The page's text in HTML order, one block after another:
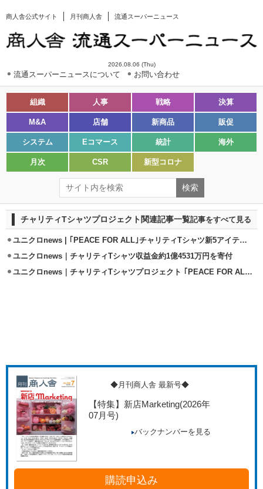
商人舎公式サイト 月刊商人舎 流通スーパーニュース
2026.08.06 (Thu)
流通スーパーニュースについて お問い合わせ
組織 人事 戦略 決算
M&A 店舗 新商品 販促
システム Eコマース 統計 海外
月次 CSR 新型コロナ
チャリティTシャツプロジェクト関連記事一覧記事をすべて見る
ユニクロnews | ｢PEACE FOR ALL｣チャリティTシャツ新5アイテム発売
ユニクロnews｜チャリティTシャツ収益金約1億4531万円を寄付
ユニクロnews｜チャリティTシャツプロジェクト ｢PEACE FOR ALL｣始動
◆月刊商人舎 最新号◆
【特集】新店Marketing(2026年
07月号)
バックナンバーを見る
購読申込み